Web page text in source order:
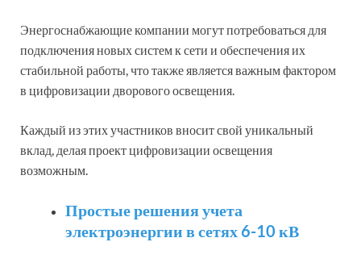
Энергоснабжающие компании могут потребоваться для
подключения новых систем к сети и обеспечения их
стабильной работы, что также является важным фактором
в цифровизации дворового освещения.
Каждый из этих участников вносит свой уникальный
вклад, делая проект цифровизации освещения
возможным.
Простые решения учета
электроэнергии в сетях 6-10 кВ